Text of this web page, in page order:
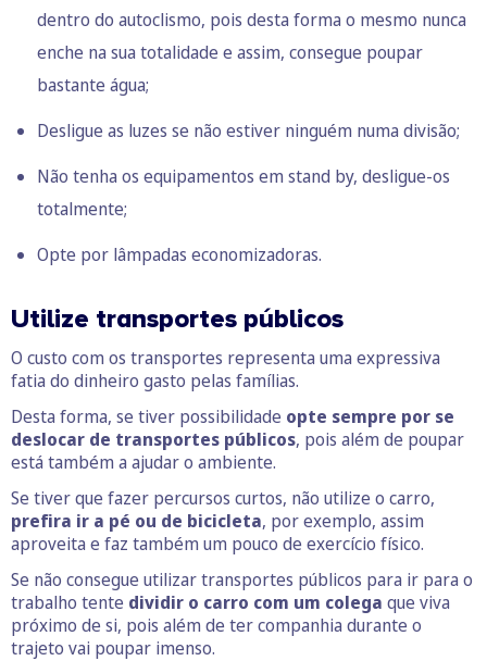
dentro do autoclismo, pois desta forma o mesmo nunca
enche na sua totalidade e assim, consegue poupar
bastante água;
Desligue as luzes se não estiver ninguém numa divisão;
Não tenha os equipamentos em stand by, desligue-os
totalmente;
Opte por lâmpadas economizadoras.
Utilize transportes públicos
O custo com os transportes representa uma expressiva
fatia do dinheiro gasto pelas famílias.
Desta forma, se tiver possibilidade opte sempre por se
deslocar de transportes públicos, pois além de poupar
está também a ajudar o ambiente.
Se tiver que fazer percursos curtos, não utilize o carro,
prefira ir a pé ou de bicicleta, por exemplo, assim
aproveita e faz também um pouco de exercício físico.
Se não consegue utilizar transportes públicos para ir para o
trabalho tente dividir o carro com um colega que viva
próximo de si, pois além de ter companhia durante o
trajeto vai poupar imenso.